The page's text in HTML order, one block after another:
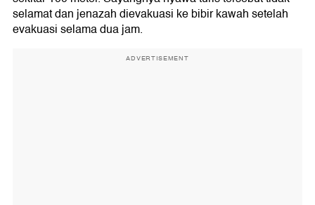
selamat dan jenazah dievakuasi ke bibir kawah setelah
evakuasi selama dua jam.
ADVERTISEMENT